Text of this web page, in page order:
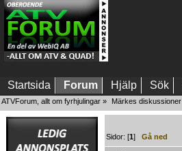
Startsida Forum Hjälp Sök
ATVForum, allt om fyrhjulingar » Märkes diskussioner
Sidor: [1]Gå ned